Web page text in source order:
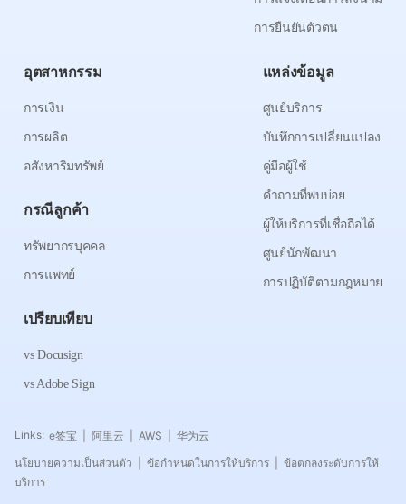
การยืนยันตัวตน
อุตสาหกรรม
การเงิน
การผลิต
อสังหาริมทรัพย์
กรณีลูกค้า
ทรัพยากรบุคคล
การแพทย์
เปรียบเทียบ
vs Docusign
vs Adobe Sign
แหล่งข้อมูล
ศูนย์บริการ
บันทึกการเปลี่ยนแปลง
คู่มือผู้ใช้
คำถามที่พบบ่อย
ผู้ให้บริการที่เชื่อถือได้
ศูนย์นักพัฒนา
การปฏิบัติตามกฎหมาย
Links: e签宝 阿里云 AWS
华为云
นโยบายความเป็นส่วนตัว
ข้อกำหนดในการให้บริการ
ข้อตกลงระดับการให้
บริการ